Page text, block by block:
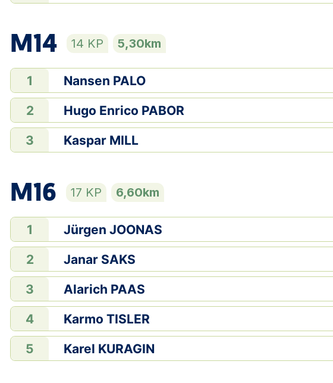
M14 14 KP 5,30km
1 Nansen PALO
2 Hugo Enrico PABOR
3 Kaspar MILL
M16 17 KP 6,60km
1 Jürgen JOONAS
2 Janar SAKS
3 Alarich PAAS
4 Karmo TISLER
5 Karel KURAGIN